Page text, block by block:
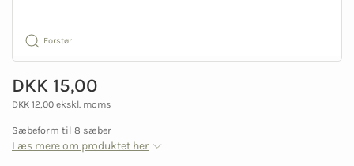
Forstør
DKK 15,00
DKK 12,00 ekskl. moms
Sæbeform til 8 sæber
Læs mere om produktet her